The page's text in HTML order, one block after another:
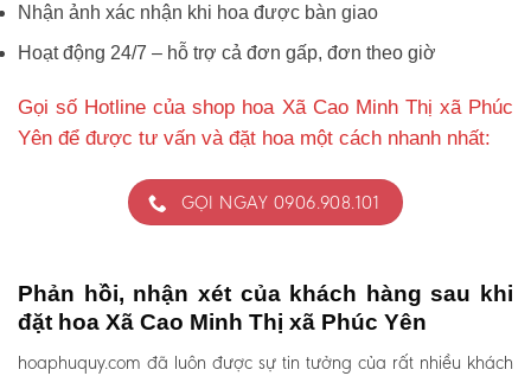
Nhận ảnh xác nhận khi hoa được bàn giao
Hoạt động 24/7 – hỗ trợ cả đơn gấp, đơn theo giờ
Gọi số Hotline của shop hoa Xã Cao Minh Thị xã Phúc
Yên để được tư vấn và đặt hoa một cách nhanh nhất:
GỌI NGAY 0906.908.101
Phản hồi, nhận xét của khách hàng sau khi
đặt hoa Xã Cao Minh Thị xã Phúc Yên
hoaphuquy.com đã luôn được sự tin tưởng của rất nhiều khách